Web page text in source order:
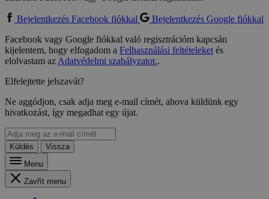
Bejelentkezés Facebook fiókkal
Bejelentkezés Google fiókkal
Facebook vagy Google fiókkal való regisztrációm kapcsán
kijelentem, hogy elfogadom a Felhasználási feltételeketés
elolvastam azAdatvédelmi szabályzatot..
Elfelejtette jelszavát?
Ne aggódjon, csak adja meg e-mail címét, ahova küldünk egy
hivatkozást, így megadhat egy újat.
Küldés
Vissza
Menu
Zavřít menu